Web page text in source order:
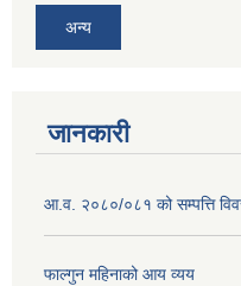
अन्य
जानकारी
आ.व. २०८०/०८१ को सम्पत्ति
फाल्गुन महिनाको आय व्यय